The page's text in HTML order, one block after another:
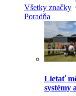
Všetky značky
Poradňa
Lietať
systémy